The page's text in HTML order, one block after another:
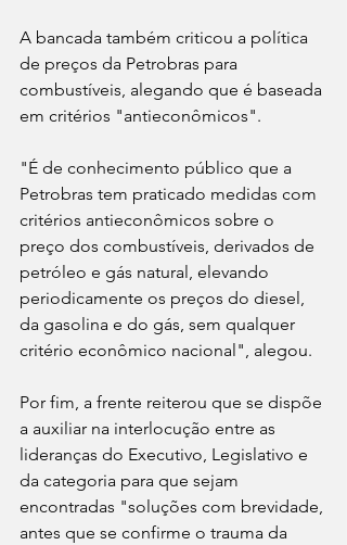
A bancada também criticou a política
de preços da Petrobras para
combustíveis, alegando que é baseada
em critérios "antieconômicos".
"É de conhecimento público que a
Petrobras tem praticado medidas com
critérios antieconômicos sobre o
preço dos combustíveis, derivados de
petróleo e gás natural, elevando
periodicamente os preços do diesel,
da gasolina e do gás, sem qualquer
critério econômico nacional", alegou.
Por fim, a frente reiterou que se dispõe
a auxiliar na interlocução entre as
lideranças do Executivo, Legislativo e
da categoria para que sejam
encontradas "soluções com brevidade,
antes que se confirme o trauma da